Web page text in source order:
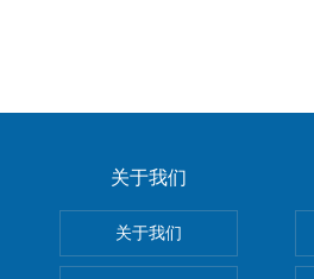
关于我们
关于我们